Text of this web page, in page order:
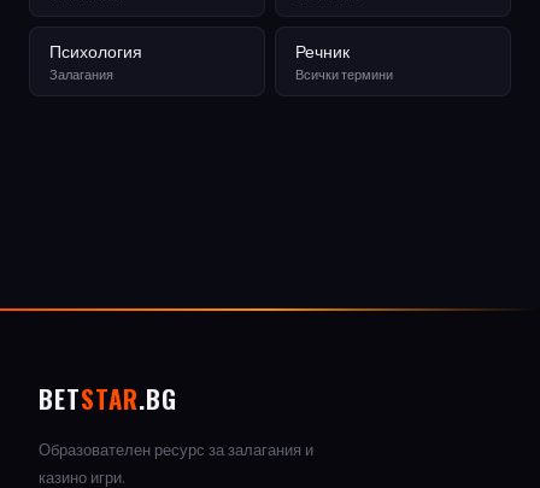
Психология
Залагания
Речник
Всички термини
BETSTAR.BG
Образователен ресурс за залагания и
казино игри.